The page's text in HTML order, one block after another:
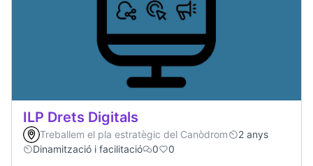
ILP Drets Digitals
Treballem el pla estratègic del Canòdrom
2 anys
Dinamització i facilitació
0 0